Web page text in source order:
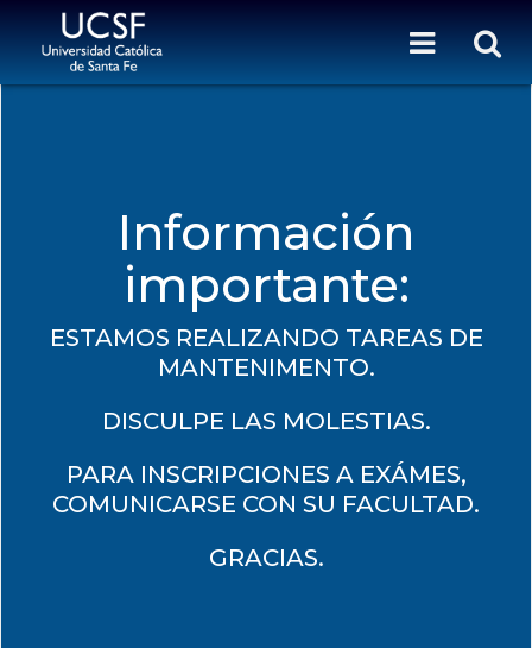
Información
importante:
ESTAMOS REALIZANDO TAREAS DE
MANTENIMENTO.
DISCULPE LAS MOLESTIAS.
PARA INSCRIPCIONES A EXÁMES,
COMUNICARSE CON SU FACULTAD.
GRACIAS.